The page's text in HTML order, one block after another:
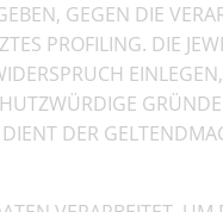
GEGEN DIE
PROFILING. DIE
DER